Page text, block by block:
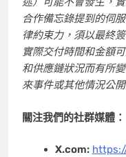
合作備忘錄提到的伺
律約束力，須以最終
實際交付時間和金額
和供應鏈狀況而有所
來事件或其他情況公
關注我們的社群媒體：
X.com: